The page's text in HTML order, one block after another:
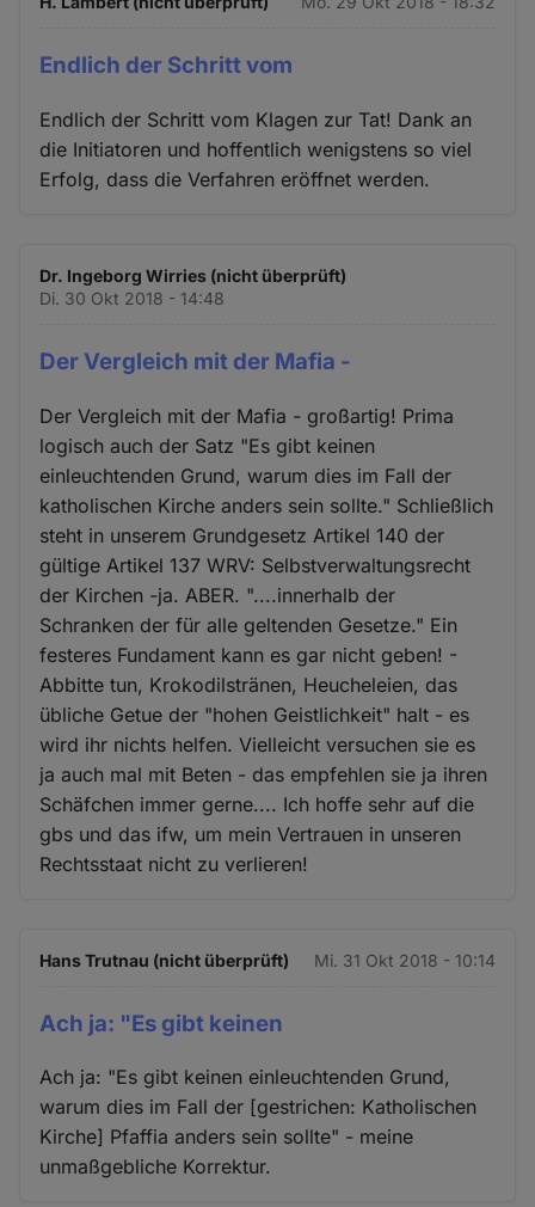
Endlich der Schritt vom
Endlich der Schritt vom Klagen zur Tat! Dank an
die Initiatoren und hoffentlich wenigstens so viel
Erfolg, dass die Verfahren eröffnet werden.
Dr. Ingeborg Wirries (nicht überprüft)
Di. 30 Okt 2018 - 14:48
Der Vergleich mit der Mafia -
Der Vergleich mit der Mafia - großartig! Prima
logisch auch der Satz "Es gibt keinen
einleuchtenden Grund, warum dies im Fall der
katholischen Kirche anders sein sollte." Schließlich
steht in unserem Grundgesetz Artikel 140 der
gültige Artikel 137 WRV: Selbstverwaltungsrecht
der Kirchen -ja. ABER. "....innerhalb der
Schranken der für alle geltenden Gesetze." Ein
festeres Fundament kann es gar nicht geben! -
Abbitte tun, Krokodilstränen, Heucheleien, das
übliche Getue der "hohen Geistlichkeit" halt - es
wird ihr nichts helfen. Vielleicht versuchen sie es
ja auch mal mit Beten - das empfehlen sie ja ihren
Schäfchen immer gerne.... Ich hoffe sehr auf die
gbs und das ifw, um mein Vertrauen in unseren
Rechtsstaat nicht zu verlieren!
Hans Trutnau (nicht überprüft) Mi. 31 Okt 2018 - 10:14
Ach ja: "Es gibt keinen
Ach ja: "Es gibt keinen einleuchtenden Grund,
warum dies im Fall der [gestrichen: Katholischen
Kirche] Pfaffia anders sein sollte" - meine
unmaßgebliche Korrektur.